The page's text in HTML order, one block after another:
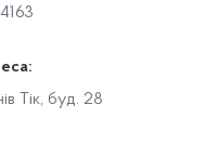
Тік, буд. 28